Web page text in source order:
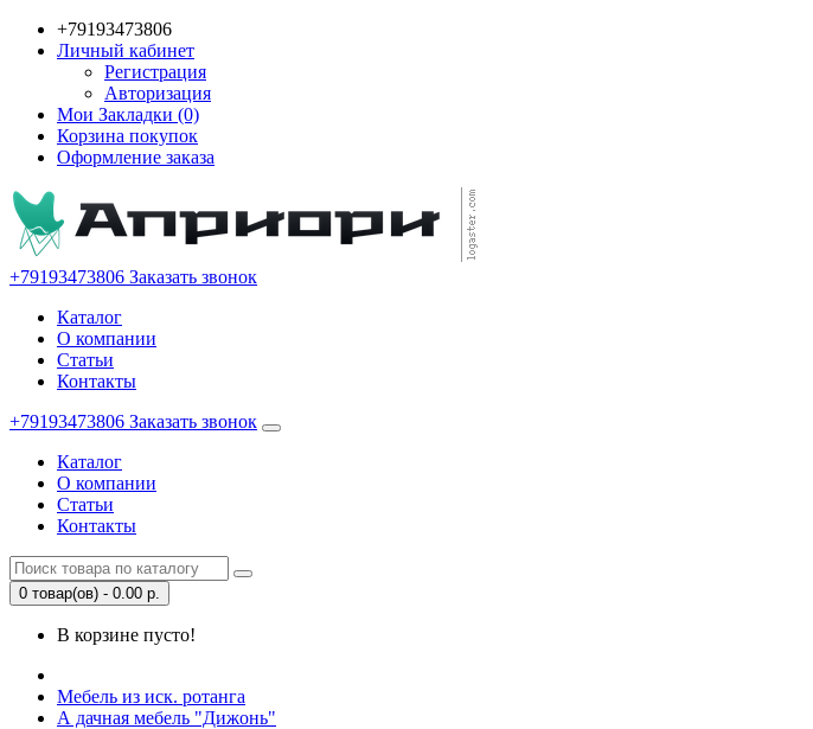
+79193473806
Личный кабинет
Регистрация
Авторизация
Мои Закладки (0)
Корзина покупок
Оформление заказа
+79193473806 Заказать звонок
Каталог
О компании
Статьи
Контакты
+79193473806 Заказать звонок
Каталог
О компании
Статьи
Контакты
0 товар(ов) - 0.00 р.
В корзине пусто!
Мебель из иск. ротанга
А дачная мебель "Дижонь"